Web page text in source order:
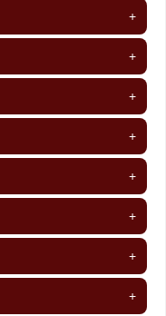
+
+
+
+
+
+
+
+